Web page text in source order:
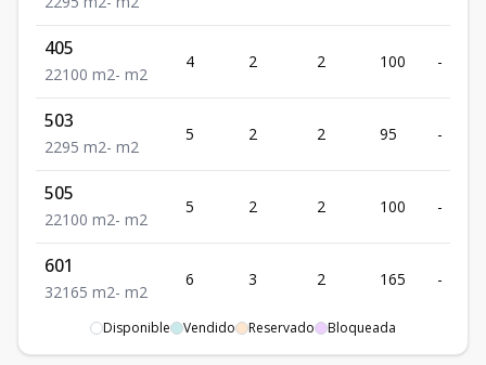
405
22100 m2- m2
4 2 2 100 -
503
2295 m2- m2
5 2 2 95 -
505
22100 m2- m2
5 2 2 100 -
601
32165 m2- m2
6 3 2 165 -
6 3 2 140 -
Disponible Vendido Reservado Bloqueada